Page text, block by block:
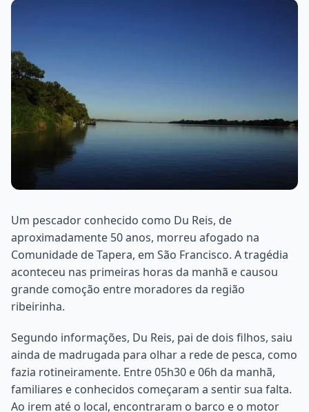
Um pescador conhecido como Du Reis, de
aproximadamente 50 anos, morreu afogado na
Comunidade de Tapera, em São Francisco. A tragédia
aconteceu nas primeiras horas da manhã e causou
grande comoção entre moradores da região
ribeirinha.
Segundo informações, Du Reis, pai de dois filhos, saiu
ainda de madrugada para olhar a rede de pesca, como
fazia rotineiramente. Entre 05h30 e 06h da manhã,
familiares e conhecidos começaram a sentir sua falta.
Ao irem até o local, encontraram o barco e o motor